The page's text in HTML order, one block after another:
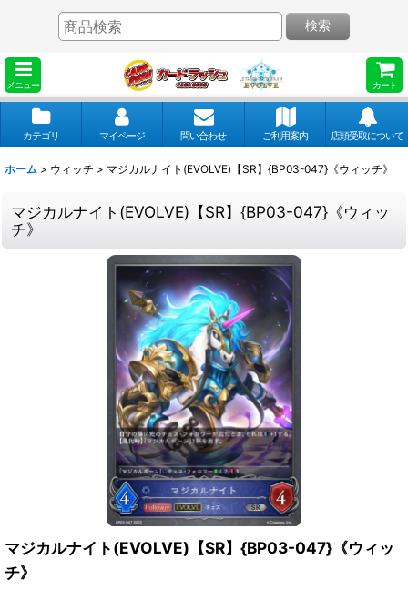
メニュー カート
検索
カテゴリ マイページ 問い合わせ ご利用案内 店頭受取について
ホーム > ウィッチ > マジカルナイト(EVOLVE)【SR】{BP03-047}《ウィッチ》
マジカルナイト(EVOLVE)【SR】{BP03-047}《ウィッ
チ》
マジカルナイト(EVOLVE)【SR】{BP03-047}《ウィッ
チ》